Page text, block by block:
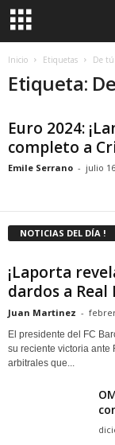
Inicio Etiquetas De
Etiqueta:
Euro 2024:
completo a
Emile Serrano - julio
NOTICIAS DEL DÍA !
¡Laporta
dardos a Real
Juan Martinez -
El presidente del FC
su reciente victoria ante
arbitrales que...